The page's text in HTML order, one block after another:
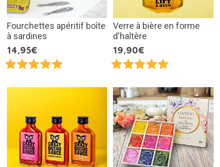
Fourchettes apéritif boîte
à sardines
14,95€
Verre à bière en forme
d'haltère
19,90€